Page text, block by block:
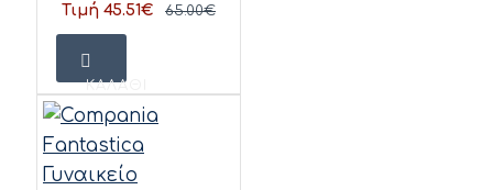
Τιμή 45.51€ 65.00€
ΚΑΛΆΘΙ